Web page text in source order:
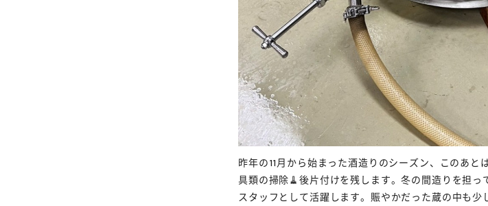
昨年の11月から始まった酒造りのシーズン、このあ
具類の掃除🧹後片付けを残します。冬の間造りを担
スタッフとして活躍します。賑やかだった蔵の中も